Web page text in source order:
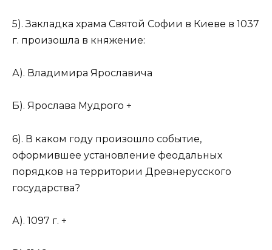
5). Закладка храма Святой Софии в Киеве в 1037
г. произошла в княжение:
А). Владимира Ярославича
Б). Ярослава Мудрого +
6). В каком году произошло событие,
оформившее установление феодальных
порядков на территории Древнерусского
государства?
А). 1097 г. +